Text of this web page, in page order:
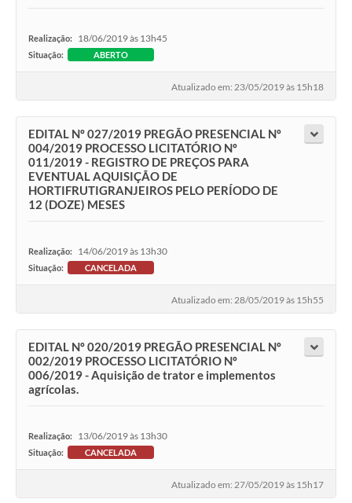
Realização: 18/06/2019 às 13h45
Situação: ABERTO
Atualizado em: 23/05/2019 às 15h18
EDITAL Nº 027/2019 PREGÃO PRESENCIAL Nº
004/2019 PROCESSO LICITATÓRIO Nº
011/2019 - REGISTRO DE PREÇOS PARA
EVENTUAL AQUISIÇÃO DE
HORTIFRUTIGRANJEIROS PELO PERÍODO DE
12 (DOZE) MESES
Realização: 14/06/2019 às 13h30
Situação: CANCELADA
Atualizado em: 28/05/2019 às 15h55
EDITAL Nº 020/2019 PREGÃO PRESENCIAL Nº
002/2019 PROCESSO LICITATÓRIO Nº
006/2019 - Aquisição de trator e implementos
agrícolas.
Realização: 13/06/2019 às 13h30
Situação: CANCELADA
Atualizado em: 27/05/2019 às 15h17